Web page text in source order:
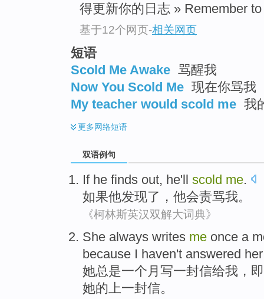
得更新你的日志 » Remember
基于12个网页-相关网页
短语
Scold Me Awake 骂醒我
Now You Scold Me 现在你骂我
My teacher would scold me 我
更多网络短语
双语例句
If he finds out, he'll scold me.
如果他发现了，他会责骂我。
《柯林斯英汉双解大词典》
She always writes me once a
because I haven't answered her
她总是一个 月 写一封信给我 ，
她的上一封信。